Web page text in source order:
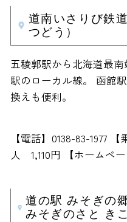
道南いさりび鉄
つどう）
五稜郭駅から北海道最
駅のローカル線。 函館
換えも便利。
【電話】0138-83-1977
人 1,110円 【ホームペー
道の駅 みそぎの
みそぎのさと き